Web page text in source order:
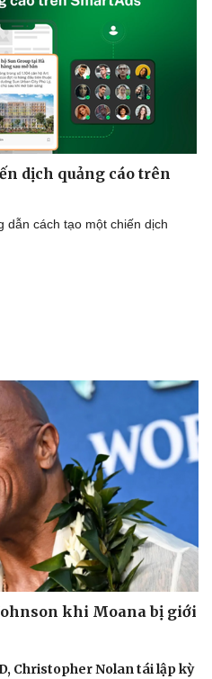
Công nghệ
Sành điệu
Tin Công nghệ
Trải nghiệm
Chuyển đổi số
dịch quảng cáo trên
dẫn cách tạo một chiến dịch
khi Moana bị giới
Christopher Nolan tái lập kỳ